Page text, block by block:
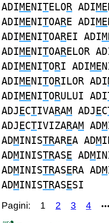
ADIMENITELOR ADIME
ADIMENITOARE ADIME
ADIMENITOAREI ADI
ADIMENITOARELOR
ADIMENITORI ADIME
ADIMENITORILOR ADI
ADIMENITORULUI ADI
ADJECTIVARAM ADJEC
ADJECTIVIZARAM ADM
ADMINISTRAREA ADM
ADMINISTRASE ADM
ADMINISTRASERA ADM
ADMINISTRASESI
Pagini: 1 2 3 4